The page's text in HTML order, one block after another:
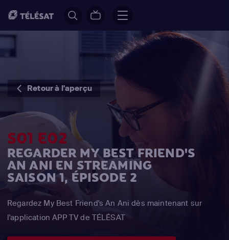
Retour à l'aperçu
S01 E02
REGARDER MY BEST FRIEND'S
AN ANI EN STREAMING
SAISON 1, ÉPISODE 2
Regardez My Best Friend's An Ani dès maintenant sur
l'application APP TV de TÉLÉSAT